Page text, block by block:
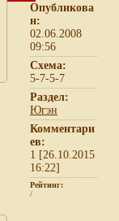
Опубликова
н:
02.06.2008
09:56
Схема:
5-7-5-7
Раздел:
Югэн
Комментари
ев:
1 [26.10.2015
16:22]
Рейтинг:
/